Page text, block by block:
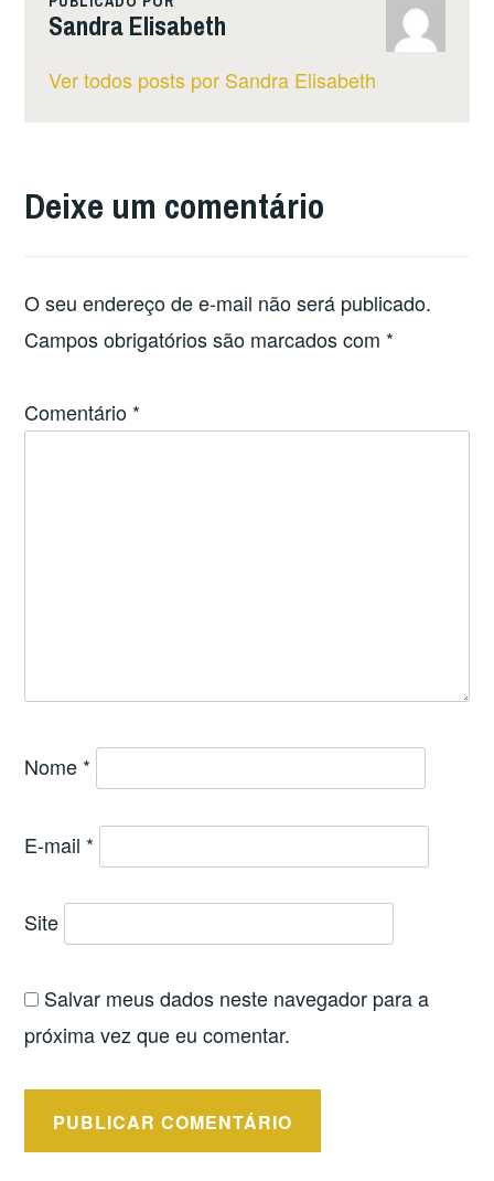
Sandra Elisabeth
Ver todos posts por Sandra Elisabeth
Deixe um comentário
O seu endereço de e-mail não será publicado.
Campos obrigatórios são marcados com *
Comentário *
Nome *
E-mail *
Site
Salvar meus dados neste navegador para a
próxima vez que eu comentar.